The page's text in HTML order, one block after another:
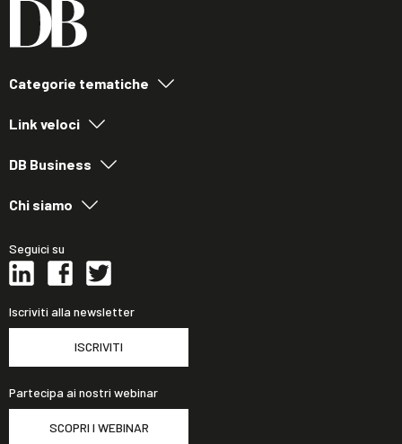
Categorie tematiche
Link veloci
DB Business
Chi siamo
Seguici su
Iscriviti alla newsletter
ISCRIVITI
Partecipa ai nostri webinar
SCOPRI I WEBINAR